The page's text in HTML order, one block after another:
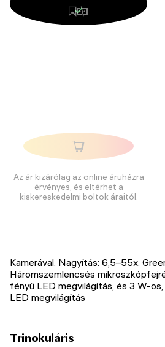
Az ár kizárólag az online áruházra
érvényes, és eltérhet a
kiskereskedelmi boltok áraitól.
Kamerával. Nagyítás: 6,5–55х.
Háromszemlencsés
fényű LED megvilágítás, és 3 W-
LED megvilágítás
Trinokuláris